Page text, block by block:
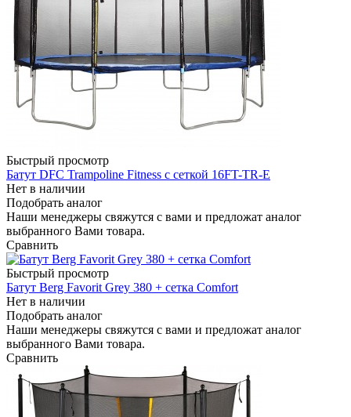
Быстрый просмотр
Батут DFC Trampoline Fitness с сеткой 16FT-TR-E
Нет в наличии
Подобрать аналог
Наши менеджеры свяжутся с вами и предложат аналог
выбранного Вами товара.
Сравнить
Быстрый просмотр
Батут Berg Favorit Grey 380 + сетка Comfort
Нет в наличии
Подобрать аналог
Наши менеджеры свяжутся с вами и предложат аналог
выбранного Вами товара.
Сравнить